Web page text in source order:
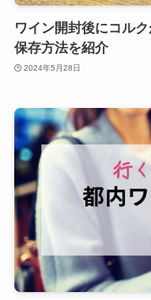
ワイン開封後にコル
保存方法を紹介
2024年5月28日